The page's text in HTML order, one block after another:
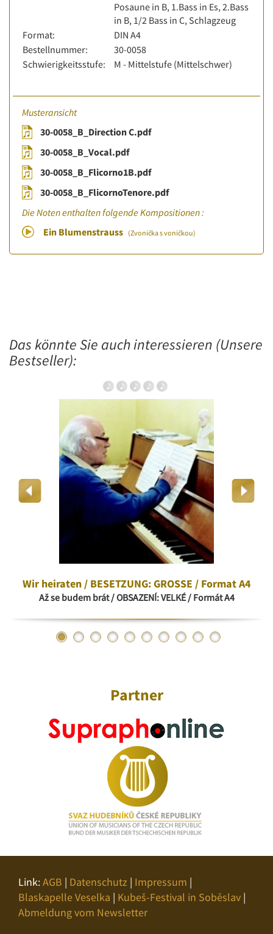
Posaune in B, 1.Bass in Es, 2.Bass
in B, 1/2 Bass in C, Schlagzeug
Format:
DIN A4
Bestellnummer:
30-0058
Schwierigkeitsstufe:
M - Mittelstufe (Mittelschwer)
Musteransicht
30-0058_B_Direction C.pdf
30-0058_B_Vocal.pdf
30-0058_B_Flicorno1B.pdf
30-0058_B_FlicornoTenore.pdf
Die Noten enthalten folgende Kompositionen :
Ein Blumenstrauss (Zvonička s voničkou)
Das könnte Sie auch interessieren (Unsere
Bestseller):
Wir heiraten / BESETZUNG: GROSSE / Format A4
Až se budem brát / OBSAZENÍ: VELKÉ / Formát A4
Partner
Link:AGB | Datenschutz | Impressum |
Blaskapelle Veselka | Kubeš-Festival in Soběslav |
Abmeldung vom Newsletter